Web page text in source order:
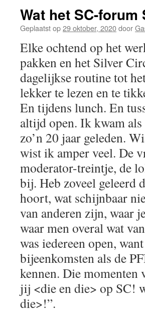
Wat het SC-
Geplaatst op29 oktober, 2020door
Elke ochtend op het
pakken en het Silver
dagelijkse routine tot
lekker te lezen en te
En tijdens lunch. En
altijd open. Ik kwam
zo’n 20 jaar geleden.
wist ik amper veel. De
moderator-treintje, de
bij. Heb zoveel geleerd
hoort, wat schijnbaar
van anderen zijn, waar
waar men overal wat
was iedereen open,
bijeenkomsten als de
kennen. Die
jij <die en die> op SC!
die>!”.